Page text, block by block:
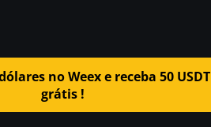
no Weex e receba 50 USDT
grátis !